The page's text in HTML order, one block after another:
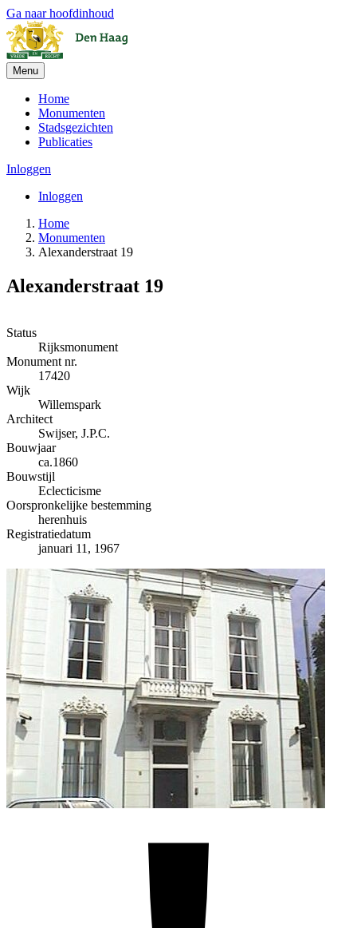
Ga naar hoofdinhoud
Menu
Home
Monumenten
Stadsgezichten
Publicaties
Inloggen
Inloggen
Home
Monumenten
Alexanderstraat 19
Alexanderstraat 19
+
−
Status
Rijksmonument
Monument nr.
17420
Wijk
Willemspark
Architect
Swijser, J.P.C.
Bouwjaar
ca.1860
Bouwstijl
Eclecticisme
Oorspronkelijke bestemming
herenhuis
Registratiedatum
januari 11, 1967